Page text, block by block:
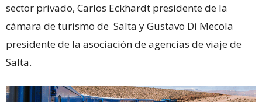
sector privado, Carlos Eckhardt presidente de la
cámara de turismo de Salta y Gustavo Di Mecola
presidente de la asociación de agencias de viaje de
Salta.